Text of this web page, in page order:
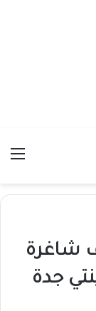
شاغرة
جدة